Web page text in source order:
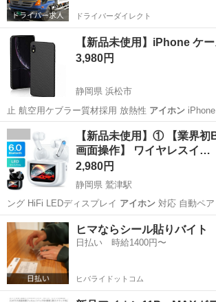
ドライバーダイレクト
【新品未使用】iPhone ケ
3,980円
静岡県 浜松市
止 航空用ケブラー質材採用 放熱性 アイホンiPhone
ッ…
静岡 その他 アイフォン
【新品未使用】① 【業界
画面操作】 ワイヤレスイ…
2,980円
静岡県 鷲津駅
ング HiFi LEDディスプレイ アイホン対応 自動ペアリン
ッ…
静岡 湖西市 鷲津駅 その他 イヤホン
ヒマならシール貼りバイト
日払い 時給1400円〜
ヒバライドットコム